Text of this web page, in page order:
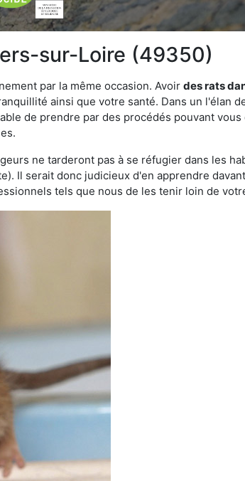
sur-Loire (49350)
par la même occasion. Avoir des rats
ainsi que votre santé. Dans un l'élan
de prendre par des procédés pouvant
ne tarderont pas à se réfugier dans les
Il serait donc judicieux d'en apprendre
tels que nous de les tenir loin de